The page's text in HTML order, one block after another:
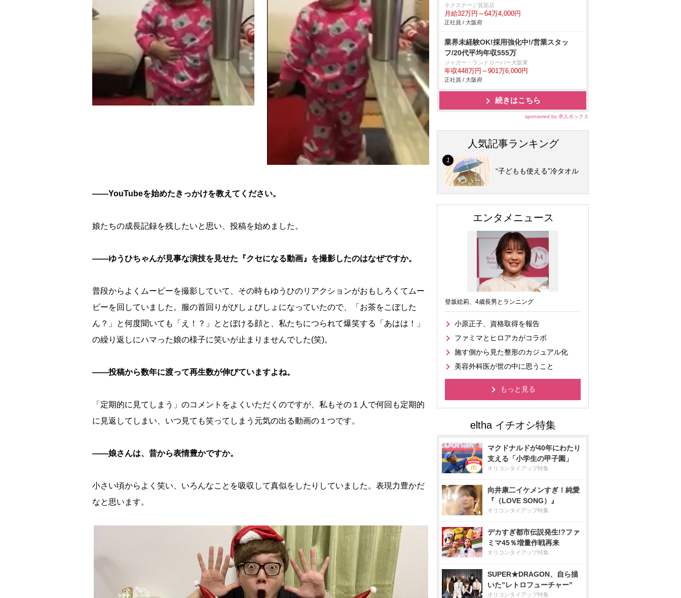
――YouTubeを始めたきっかけを教えてください。
娘たちの成長記録を残したいと思い、投稿を始めました。
――ゆうひちゃんが見事な演技を見せた『クセになる動画』を撮影したのはなぜですか。
普段からよくムービーを撮影していて、その時もゆうひのリアクションがおもしろくてムー
ビーを回していました。服の首回りがびしょびしょになっていたので、「お茶をこぼした
ん？」と何度聞いても「え！？」ととぼける顔と、私たちにつられて爆笑する「あはは！」
の繰り返しにハマった娘の様子に笑いが止まりませんでした(笑)。
――投稿から数年に渡って再生数が伸びていますよね。
「定期的に見てしまう」のコメントをよくいただくのですが、私もその１人で何回も定期的
に見返してしまい、いつ見ても笑ってしまう元気の出る動画の１つです。
――娘さんは、昔から表情豊かですか。
小さい頃からよく笑い、いろんなことを吸収して真似をしたりしていました。表現力豊かだ
なと思います。
ネクステージ箕面店
月給32万円～64万4,000円
正社員 / 大阪府
業界未経験OK!採用強化中!/営業スタッ
フ/20代平均年収555万
ジャガー・ランドローバー大阪東
年収448万円～901万6,000円
正社員 / 大阪府
続きはこちら
sponsored by 求人ボックス
人気記事ランキング
“子どもも使える”冷タオル
エンタメニュース
登坂絵莉、4歳長男とランニング
小原正子、資格取得を報告
ファミマとヒロアカがコラボ
施す側から見た整形のカジュアル化
美容外科医が世の中に思うこと
もっと見る
マクドナルドが40年にわたり
支える「小学生の甲子園」
オリコンタイアップ特集
向井康二イケメンすぎ！純愛
『（LOVE SONG）』
オリコンタイアップ特集
デカすぎ都市伝説発生!?ファ
ミマ45％増量作戦再来
オリコンタイアップ特集
SUPER★DRAGON、自ら描
いた”レトロフューチャー”
オリコンタイアップ特集